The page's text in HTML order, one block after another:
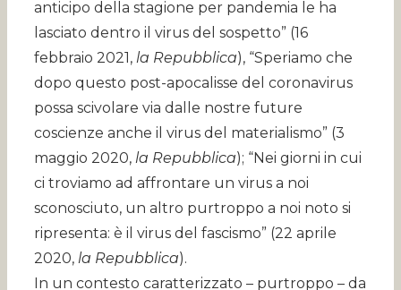
anticipo della stagione per pandemia le ha
lasciato dentro il virus del sospetto” (16
febbraio 2021, la Repubblica), “Speriamo che
dopo questo post-apocalisse del coronavirus
possa scivolare via dalle nostre future
coscienze anche il virus del materialismo” (3
maggio 2020, la Repubblica); “Nei giorni in cui
ci troviamo ad affrontare un virus a noi
sconosciuto, un altro purtroppo a noi noto si
ripresenta: è il virus del fascismo” (22 aprile
2020, la Repubblica).
In un contesto caratterizzato – purtroppo – da